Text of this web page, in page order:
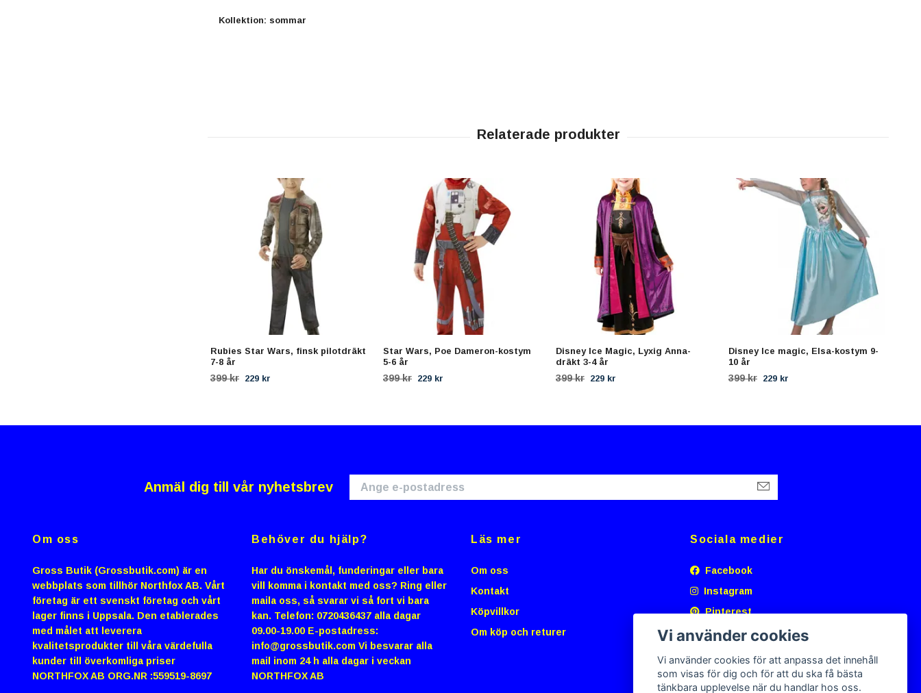
Kollektion: sommar
Rubies Star Wars, finsk pilotdräkt
7-8 år
399 kr 229 kr
Star Wars, Poe Dameron-kostym
5-6 år
399 kr 229 kr
Disney Ice Magic, Lyxig Anna-
dräkt 3-4 år
399 kr 229 kr
Disney Ice magic, Elsa-kostym 9-
10 år
399 kr 229 kr
Anmäl dig till vår nyhetsbrev
Om oss
Gross Butik (Grossbutik.com) är en
webbplats som tillhör Northfox AB. Vårt
företag är ett svenskt företag och vårt
lager finns i Uppsala. Den etablerades
med målet att leverera
kvalitetsprodukter till våra värdefulla
kunder till överkomliga priser
NORTHFOX AB ORG.NR :559519-8697
Behöver du hjälp?
Har du önskemål, funderingar eller bara
vill komma i kontakt med oss? Ring eller
maila oss, så svarar vi så fort vi bara
kan. Telefon: 0720436437 alla dagar
09.00-19.00 E-postadress:
info@grossbutik.com Vi besvarar alla
mail inom 24 h alla dagar i veckan
NORTHFOX AB
Läs mer
Om oss
Kontakt
Köpvillkor
Om köp och returer
Sociala medier
Facebook
Instagram
Pinterest
Vi använder cookies
Vi använder cookies för att anpassa det innehåll
som visas för dig och för att du ska få bästa
tänkbara upplevelse när du handlar hos oss.